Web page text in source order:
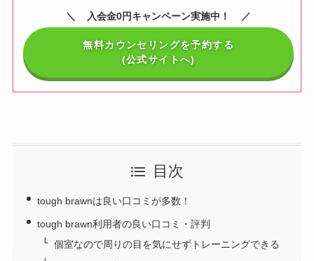
入会金0円キャンペーン実施中！
無料カウンセリングを予約する
(公式サイトへ)
目次
tough brawnは良い口コミが多数！
tough brawn利用者の良い口コミ・評判
個室なので周りの目を気にせずトレーニングできる